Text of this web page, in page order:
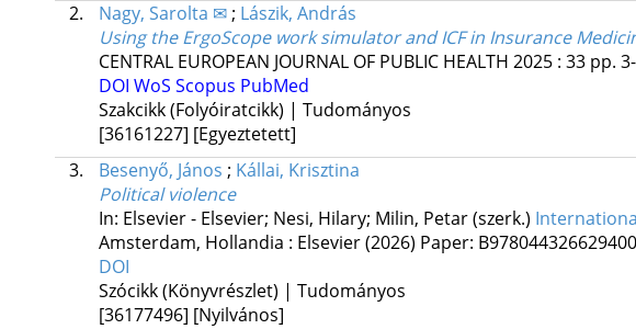
2.
Nagy, Sarolta ✉; Lászik, András
Using the ErgoScope work simulator and ICF in Insurance
CENTRAL EUROPEAN JOURNAL OF PUBLIC HEALTH 2025: 33 pp.
DOI WoS Scopus PubMed
Szakcikk (Folyóiratcikk) | Tudományos
[36161227] [Egyeztetett]
3.
Besenyő, János ; Kállai, Krisztina
Political violence
In: Elsevier - Elsevier; Nesi, Hilary; Milin, Petar (szerk.)
Amsterdam, Hollandia : Elsevier(2026) Paper:
DOI
Szócikk (Könyvrészlet) | Tudományos
[36177496] [Nyilvános]